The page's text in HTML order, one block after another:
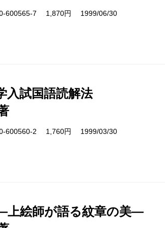
600565-7 1,870円 1999/06/30
試国語読解法
600560-2 1,760円 1999/03/30
上絵師が語る紋章の美―